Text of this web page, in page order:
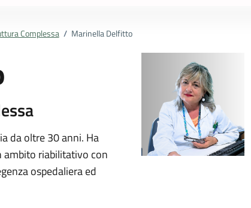
Complessa / Marinella Delfitto
da oltre 30 anni. Ha
ambito riabilitativo con
ospedaliera ed